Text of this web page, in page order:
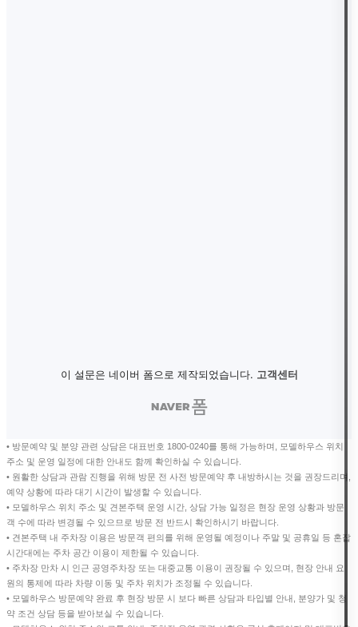
• 방문예약 및 분양 관련 상담은 대표번호 1800-0240를 통해 가능하며, 모델하우스 위치
주소 및 운영 일정에 대한 안내도 함께 확인하실 수 있습니다.
• 원활한 상담과 관람 진행을 위해 방문 전 사전 방문예약 후 내방하시는 것을 권장드리며,
예약 상황에 따라 대기 시간이 발생할 수 있습니다.
• 모델하우스 위치 주소 및 견본주택 운영 시간, 상담 가능 일정은 현장 운영 상황과 방문
객 수에 따라 변경될 수 있으므로 방문 전 반드시 확인하시기 바랍니다.
• 견본주택 내 주차장 이용은 방문객 편의를 위해 운영될 예정이나 주말 및 공휴일 등 혼잡
시간대에는 주차 공간 이용이 제한될 수 있습니다.
• 주차장 만차 시 인근 공영주차장 또는 대중교통 이용이 권장될 수 있으며, 현장 안내 요
원의 통제에 따라 차량 이동 및 주차 위치가 조정될 수 있습니다.
• 모델하우스 방문예약 완료 후 현장 방문 시 보다 빠른 상담과 타입별 안내, 분양가 및 청
약 조건 상담 등을 받아보실 수 있습니다.